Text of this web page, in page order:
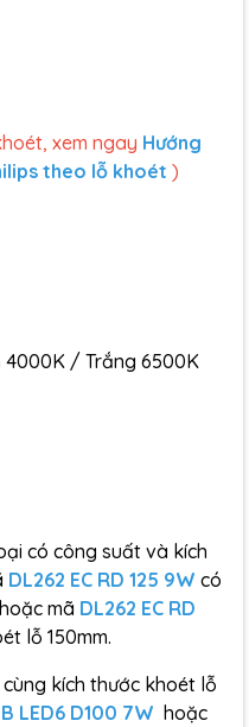
xem ngay Hướng
theo lỗ khoét )
4000K / Trắng 6500K
có công suất và kích
DL262 EC RD 125 9W có
mã DL262 EC RD
lỗ 150mm.
kích thước khoét lỗ
LED6 D100 7W hoặc